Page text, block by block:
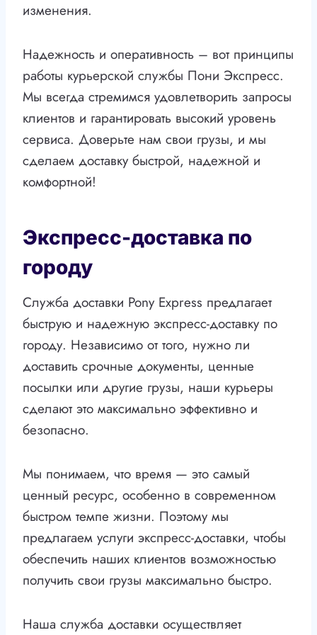
изменения.
Надежность и оперативность – вот принципы
работы курьерской службы Пони Экспресс.
Мы всегда стремимся удовлетворить запросы
клиентов и гарантировать высокий уровень
сервиса. Доверьте нам свои грузы, и мы
сделаем доставку быстрой, надежной и
комфортной!
Экспресс-доставка по
городу
Служба доставки Pony Express предлагает
быструю и надежную экспресс-доставку по
городу. Независимо от того, нужно ли
доставить срочные документы, ценные
посылки или другие грузы, наши курьеры
сделают это максимально эффективно и
безопасно.
Мы понимаем, что время — это самый
ценный ресурс, особенно в современном
быстром темпе жизни. Поэтому мы
предлагаем услуги экспресс-доставки, чтобы
обеспечить наших клиентов возможностью
получить свои грузы максимально быстро.
Наша служба доставки осуществляет